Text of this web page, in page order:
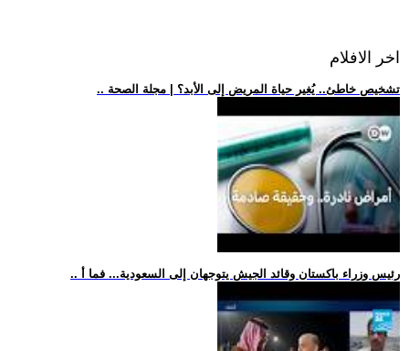
اخر الافلام
.. تشخيص خاطئ.. يُغير حياة المريض إلى الأبد؟ | مجلة الصحة
.. رئيس وزراء باكستان وقائد الجيش يتوجهان إلى السعودية... فما أ